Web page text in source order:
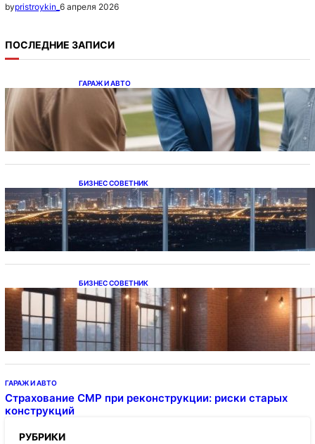
bypristroykin_ 6 апреля 2026
ПОСЛЕДНИЕ ЗАПИСИ
ГАРАЖ И АВТО
Ипотека на новостройки при оформлении
напрямую у застройщика
БИЗНЕС СОВЕТНИК
Каталог светодиодных светильников и
LED-освещения в Казахстане
БИЗНЕС СОВЕТНИК
Подвесные светодиодные светильники на
тросе
ГАРАЖ И АВТО
Страхование СМР при реконструкции: риски старых
конструкций
РУБРИКИ